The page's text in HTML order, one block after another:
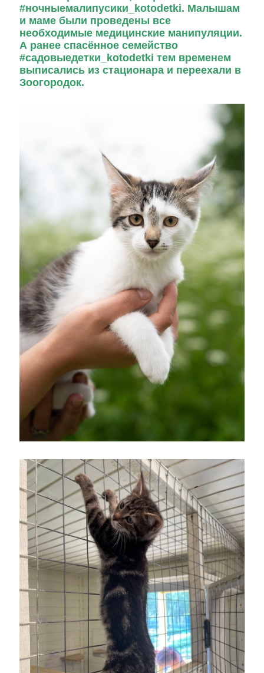
#ночныемалипусики_kotodetki. Малышам
и маме были проведены все
необходимые медицинские манипуляции.
А ранее спасённое семейство
#садовыедетки_kotodetki тем временем
выписались из стационара и переехали в
Зоогородок.